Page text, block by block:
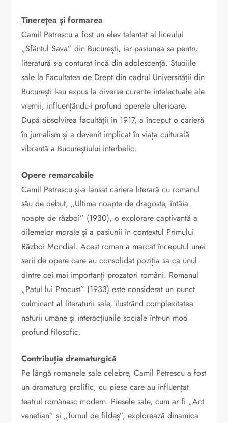
Tinerețea și formarea
Camil Petrescu a fost un elev talentat al liceului
„Sfântul Sava” din București, iar pasiunea sa pentru
literatură s-a conturat încă din adolescență. Studiile
sale la Facultatea de Drept din cadrul Universității din
București l-au expus la diverse curente intelectuale ale
vremii, influențându-i profund operele ulterioare.
După absolvirea facultății în 1917, a început o carieră
în jurnalism și a devenit implicat în viața culturală
vibrantă a Bucureștiului interbelic.
Opere remarcabile
Camil Petrescu și-a lansat cariera literară cu romanul
său de debut, „Ultima noapte de dragoste, întâia
noapte de război” (1930), o explorare captivantă a
dilemelor morale și a pasiunii în contextul Primului
Război Mondial. Acest roman a marcat începutul unei
serii de opere care au consolidat poziția sa ca unul
dintre cei mai importanți prozatori români. Romanul
„Patul lui Procust” (1933) este considerat un punct
culminant al literaturii sale, ilustrând complexitatea
naturii umane și interacțiunile sociale într-un mod
profund filosofic.
Contribuția dramaturgică
Pe lângă romanele sale celebre, Camil Petrescu a fost
un dramaturg prolific, cu piese care au influențat
teatrul românesc modern. Piesele sale, cum ar fi „Act
venetian” și „Turnul de fildeș”, explorează dinamica